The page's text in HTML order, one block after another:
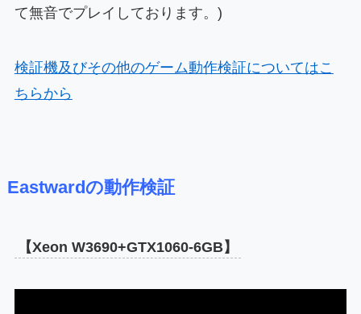
て無音でプレイしております。)
検証機及びその他のゲーム動作検証についてはこ
ちらから
Eastwardの動作検証
【Xeon W3690+GTX1060-6GB】